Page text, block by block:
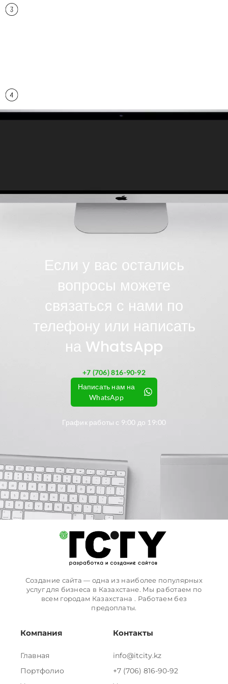
Если у вас остались
вопросы можете
связаться с нами по
телефону или написать
на WhatsApp
+7 (706) 816-90-92
Написать нам на
WhatsApp
График работы с 9:00 до 19:00
Создание сайта — одна из наиболее популярных
услуг для бизнеса в Казахстане. Мы работаем по
всем городам Казахстана . Работаем без
предоплаты.
Компания
Главная
Портфолио
Контакты
info@itcity.kz
+7 (706) 816-90-92